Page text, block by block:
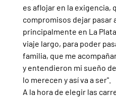
es aflojar en la exigencia,
compromisos dejar pasar
principalmente en La
viaje largo, para poder
familia, que me
y entendieron mi sueño
lo merecen y así va a ser".
A la hora de elegir las